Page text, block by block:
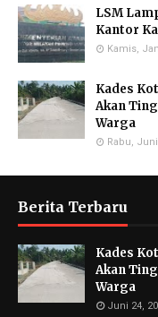
LSM
Kantor
Kamis,
Kades
Akan
Warga
Rabu,
Berita Terbaru
Kades
Akan
Warga
Juni 24,